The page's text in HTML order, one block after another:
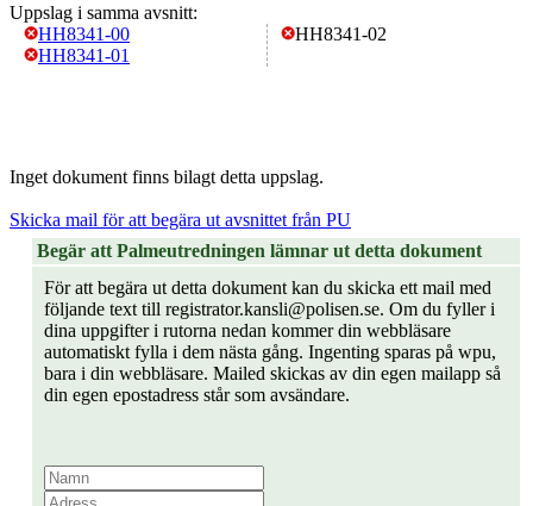
Uppslag i samma avsnitt:
HH8341-00
HH8341-01
HH8341-02
Inget dokument finns bilagt detta uppslag.
Skicka mail för att begära ut avsnittet från PU
Begär att Palmeutredningen lämnar ut detta dokument
För att begära ut detta dokument kan du skicka ett mail med
följande text till registrator.kansli@polisen.se. Om du fyller i
dina uppgifter i rutorna nedan kommer din webbläsare
automatiskt fylla i dem nästa gång. Ingenting sparas på wpu,
bara i din webbläsare. Mailed skickas av din egen mailapp så
din egen epostadress står som avsändare.